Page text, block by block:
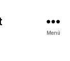
Menü